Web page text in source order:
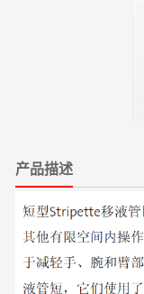
产品描述